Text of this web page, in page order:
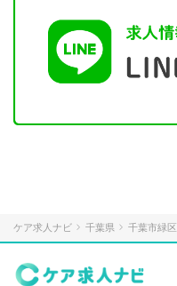
ケア求人ナビ 千葉県 千葉市緑区